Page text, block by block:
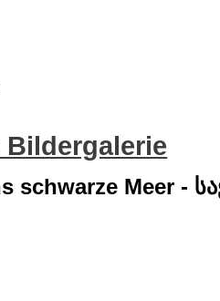
schwarze Meer -